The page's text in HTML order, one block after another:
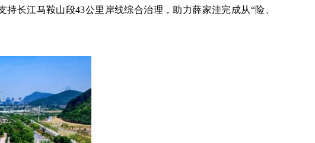
持长江马鞍山段43公里岸线综合治理，助力薛家洼完成从“险、